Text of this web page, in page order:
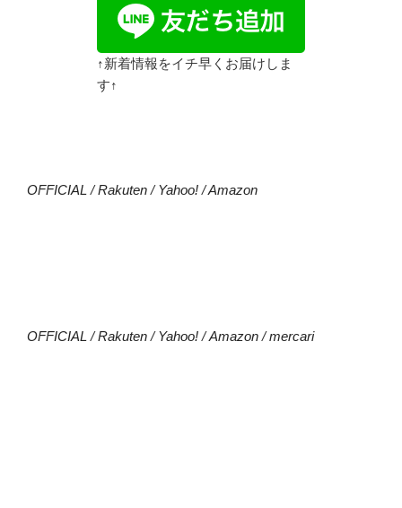
↑新着情報をイチ早くお届けしま
す↑
OFFICIAL/Rakuten/Yahoo!/Amazon
OFFICIAL /Rakuten/Yahoo!/Amazon/mercari